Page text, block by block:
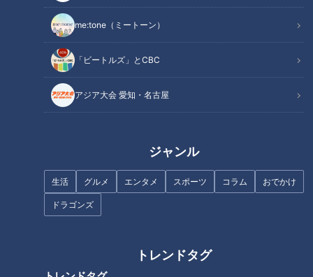
me:tone（ミートーン）
「ビートルズ」とCBC
アジア大会 愛知・名古屋
ジャンル
生活 グルメ エンタメ スポーツ コラム おでかけ
ドラゴンズ
トレンドタグ
中日OB・伊藤準規「自分が投げ
るならショートはこの人！」
投！沖縄キャンプで実践を意識
「もっと守備力をつけたいで